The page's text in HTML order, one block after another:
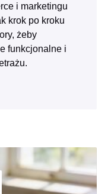
i marketingu
krok po kroku
żeby
funkcjonalne i